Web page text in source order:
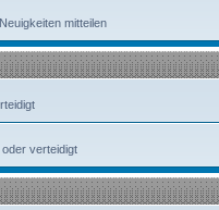
mitteilen
verteidigt